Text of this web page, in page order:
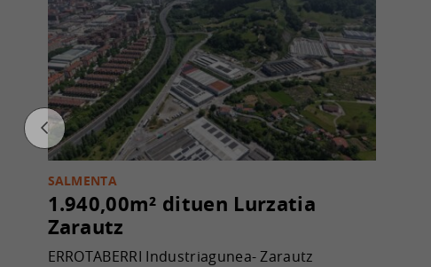
SALMENTA
1.940,00m² dituen Lurzatia
Zarautz
ERROTABERRI Industriagunea- Zarautz